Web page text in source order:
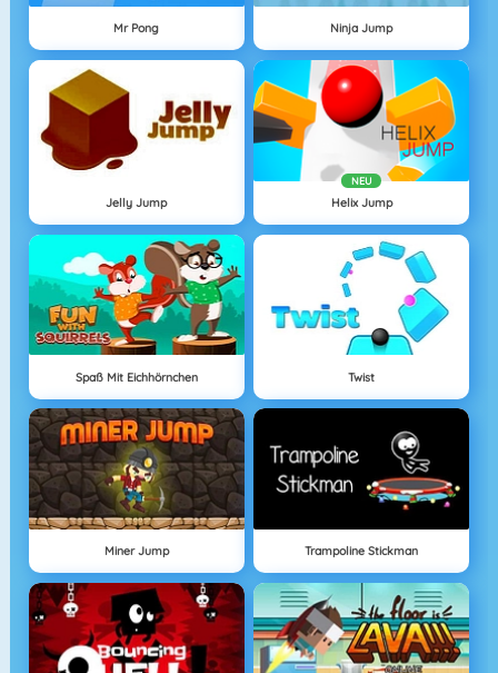
Mr Pong Ninja Jump
Jelly Jump
NEU
Helix Jump
Spaß Mit Eichhörnchen Twist
Miner Jump Trampoline Stickman